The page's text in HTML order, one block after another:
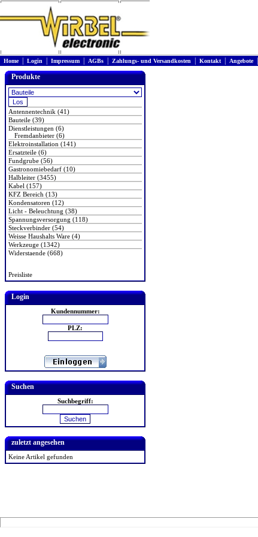
Home| Login Impressum AGBs Zahlungs- und Versandkosten Kontakt| Angebote|
Produkte
Antennentechnik (41)
Bauteile (39)
Dienstleistungen (6)
Fremdanbieter (6)
Elektroinstallation (141)
Ersatzteile (6)
Fundgrube (56)
Gastronomiebedarf (10)
Halbleiter (3455)
Kabel (157)
KFZ Bereich (13)
Kondensatoren (12)
Licht - Beleuchtung (38)
Spannungsversorgung (118)
Steckverbinder (54)
Weisse Haushalts Ware (4)
Werkzeuge (1342)
Widerstaende (668)
Preisliste
Login
Kundennummer:
PLZ:
Suchen
Suchbegriff:
zuletzt angesehen
Keine Artikel gefunden